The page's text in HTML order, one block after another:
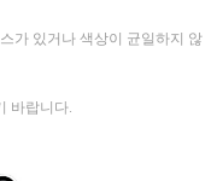
가 있거나 색상이 균일하지 않
바랍니다.